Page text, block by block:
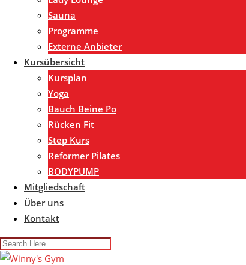
Sauna
Programme
Externe Anbieter
Kursübersicht
Kursplan
Yoga
Bauch Beine Po
Rücken Fit
Step Kurs
Reformer Pilates
BODYPUMP
Mitgliedschaft
Über uns
Kontakt